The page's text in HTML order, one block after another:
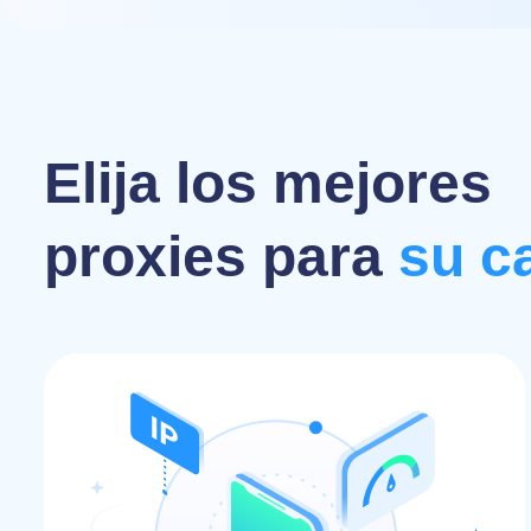
Elija los mejores
proxies para su